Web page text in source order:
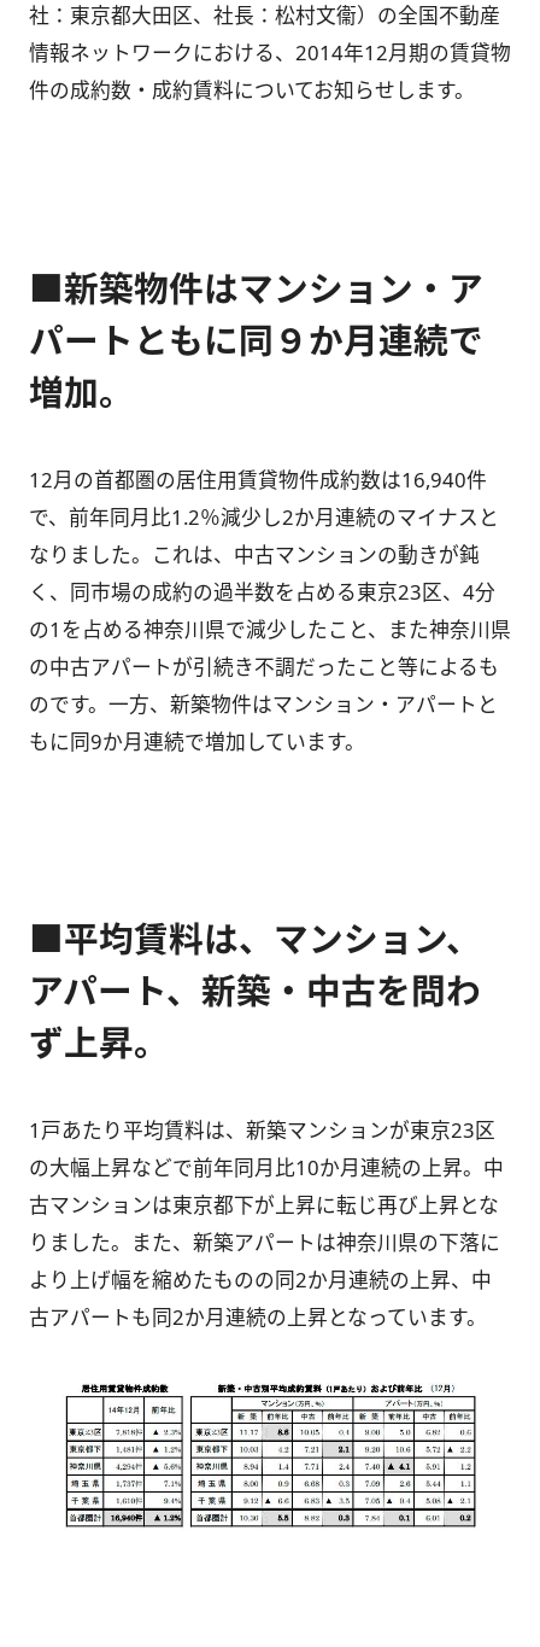
社：東京都大田区、社長：松村文衞）の全国不動産
情報ネットワークにおける、2014年12月期の賃貸物
件の成約数・成約賃料についてお知らせします。
■新築物件はマンション・ア
パートともに同９か月連続で
増加。
12月の首都圏の居住用賃貸物件成約数は16,940件
で、前年同月比1.2％減少し2か月連続のマイナスと
なりました。これは、中古マンションの動きが鈍
く、同市場の成約の過半数を占める東京23区、4分
の1を占める神奈川県で減少したこと、また神奈川県
の中古アパートが引続き不調だったこと等によるも
のです。一方、新築物件はマンション・アパートと
もに同9か月連続で増加しています。
■平均賃料は、マンション、
アパート、新築・中古を問わ
ず上昇。
1戸あたり平均賃料は、新築マンションが東京23区
の大幅上昇などで前年同月比10か月連続の上昇。中
古マンションは東京都下が上昇に転じ再び上昇とな
りました。また、新築アパートは神奈川県の下落に
より上げ幅を縮めたものの同2か月連続の上昇、中
古アパートも同2か月連続の上昇となっています。